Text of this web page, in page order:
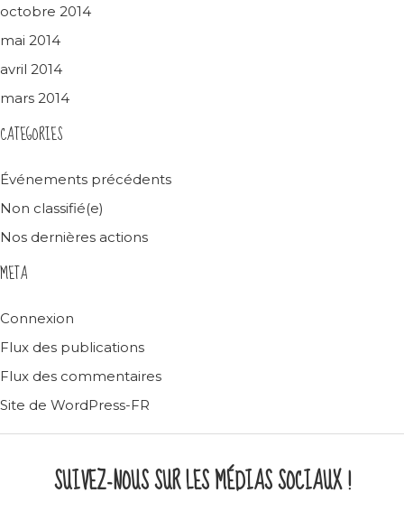
octobre 2014
mai 2014
avril 2014
mars 2014
CATEGORIES
Événements précédents
Non classifié(e)
Nos dernières actions
META
Connexion
Flux des publications
Flux des commentaires
Site de WordPress-FR
SUIVEZ-NOUS SUR LES MÉDIAS SOCIAUX !